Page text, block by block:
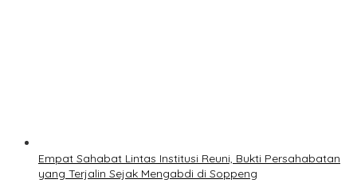
Empat Sahabat Lintas Institusi Reuni, Bukti Persahabatan
yang Terjalin Sejak Mengabdi di Soppeng